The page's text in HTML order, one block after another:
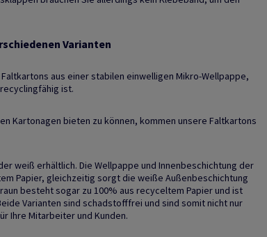
Varianten
aus einer stabilen einwelligen Mikro-Wellpappe,
ist.
Kartonagen bieten zu können, kommen unsere Faltkartons
weiß erhältlich. Die Wellpappe und Innenbeschichtung der
Papier, gleichzeitig sorgt die weiße Außenbeschichtung
besteht sogar zu 100% aus recyceltem Papier und ist
Varianten sind schadstofffrei und sind somit nicht nur
Ihre Mitarbeiter und Kunden.